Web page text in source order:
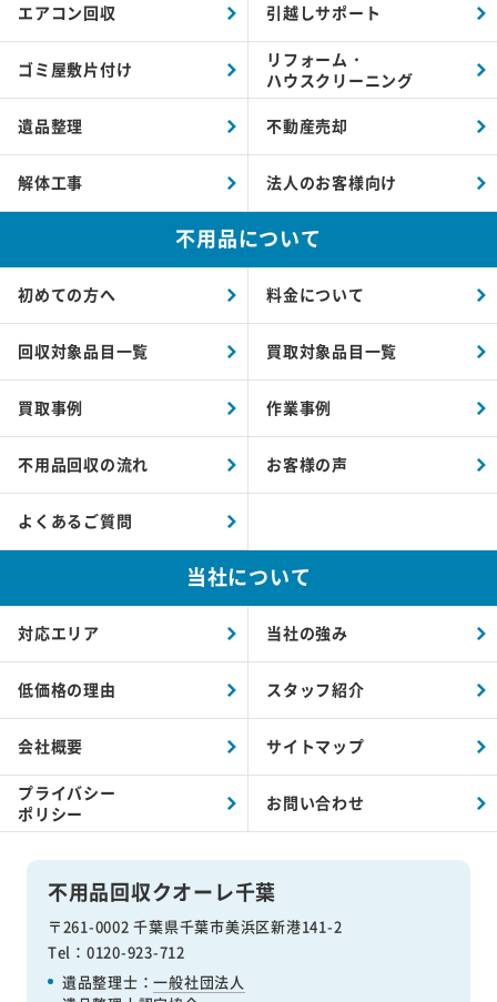
不用品回収クオーレ千葉
〒261-0002 千葉県千葉市美浜区新港141-2
Tel：0120-923-712
遺品整理士：一般社団法人
エアコン回収 引越しサポート
ゴミ屋敷片付け
リフォーム・
ハウスクリーニング
遺品整理 不動産売却
解体工事 法人のお客様向け
不用品について
初めての方へ 料金について
回収対象品目一覧 買取対象品目一覧
買取事例 作業事例
不用品回収の流れ お客様の声
よくあるご質問
当社について
対応エリア 当社の強み
低価格の理由 スタッフ紹介
会社概要 サイトマップ
プライバシー
ポリシー
お問い合わせ